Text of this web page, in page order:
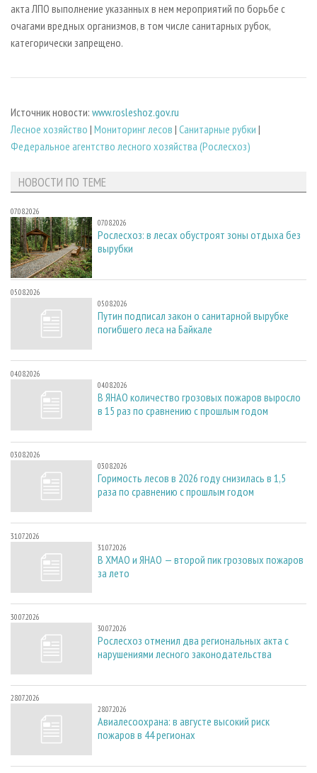
акта ЛПО выполнение указанных в нем мероприятий по борьбе с
очагами вредных организмов, в том числе санитарных рубок,
категорически запрещено.
Источник новости: www.rosleshoz.gov.ru
Лесное хозяйство | Мониторинг лесов | Санитарные рубки |
Федеральное агентство лесного хозяйства (Рослесхоз)
НОВОСТИ ПО ТЕМЕ
07.08.2026
07.08.2026
Рослесхоз: в лесах обустроят зоны отдыха без
вырубки
05.08.2026
05.08.2026
Путин подписал закон о санитарной вырубке
погибшего леса на Байкале
04.08.2026
04.08.2026
В ЯНАО количество грозовых пожаров выросло
в 15 раз по сравнению с прошлым годом
03.08.2026
03.08.2026
Горимость лесов в 2026 году снизилась в 1,5
раза по сравнению с прошлым годом
31.07.2026
31.07.2026
В ХМАО и ЯНАО — второй пик грозовых пожаров
за лето
30.07.2026
30.07.2026
Рослесхоз отменил два региональных акта с
нарушениями лесного законодательства
28.07.2026
28.07.2026
Авиалесоохрана: в августе высокий риск
пожаров в 44 регионах